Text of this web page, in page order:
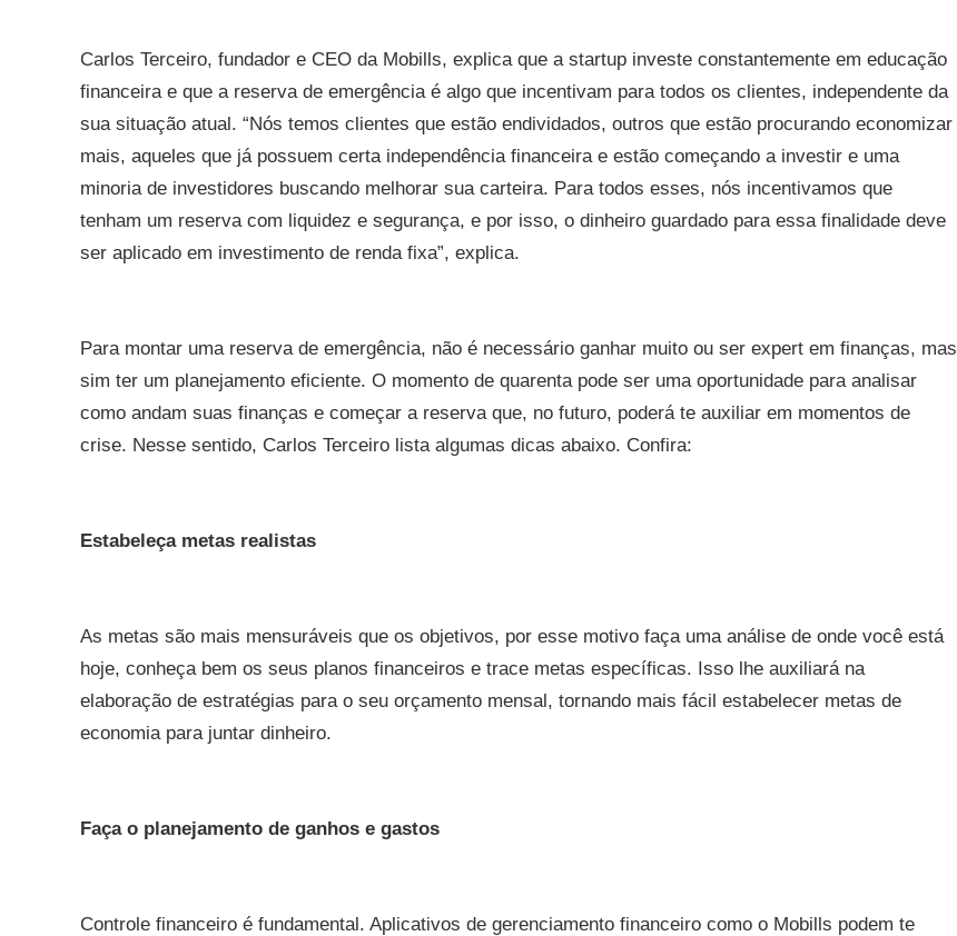
Carlos Terceiro, fundador e CEO da Mobills, explica que a startup investe constantemente em educação
financeira e que a reserva de emergência é algo que incentivam para todos os clientes, independente da
sua situação atual. “Nós temos clientes que estão endividados, outros que estão procurando economizar
mais, aqueles que já possuem certa independência financeira e estão começando a investir e uma
minoria de investidores buscando melhorar sua carteira. Para todos esses, nós incentivamos que
tenham um reserva com liquidez e segurança, e por isso, o dinheiro guardado para essa finalidade deve
ser aplicado em investimento de renda fixa”, explica.
Para montar uma reserva de emergência, não é necessário ganhar muito ou ser expert em finanças, mas
sim ter um planejamento eficiente. O momento de quarenta pode ser uma oportunidade para analisar
como andam suas finanças e começar a reserva que, no futuro, poderá te auxiliar em momentos de
crise. Nesse sentido, Carlos Terceiro lista algumas dicas abaixo. Confira:
Estabeleça metas realistas
As metas são mais mensuráveis que os objetivos, por esse motivo faça uma análise de onde você está
hoje, conheça bem os seus planos financeiros e trace metas específicas. Isso lhe auxiliará na
elaboração de estratégias para o seu orçamento mensal, tornando mais fácil estabelecer metas de
economia para juntar dinheiro.
Faça o planejamento de ganhos e gastos
Controle financeiro é fundamental. Aplicativos de gerenciamento financeiro como o Mobills podem te